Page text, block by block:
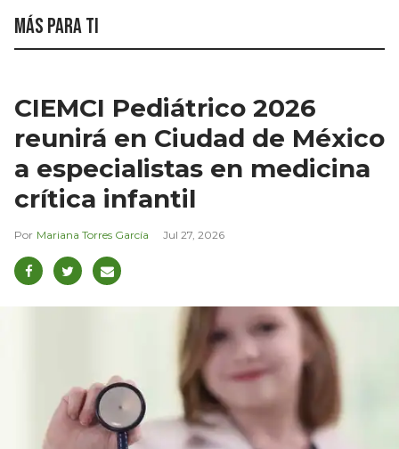
Más para ti
CIEMCI Pediátrico 2026
reunirá en Ciudad de México
a especialistas en medicina
crítica infantil
Mariana Torres García Jul 27, 2026